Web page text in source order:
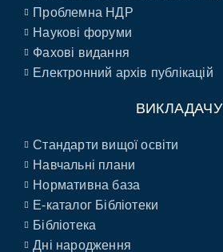
Проблемна НДР
Наукові форуми
Фахові видання
Електронний архів публікацій
ВИКЛАДАЧУ
Стандарти вищої освіти
Навчальні плани
Нормативна база
E-каталог Бібліотеки
Бібліотека
Дні народження